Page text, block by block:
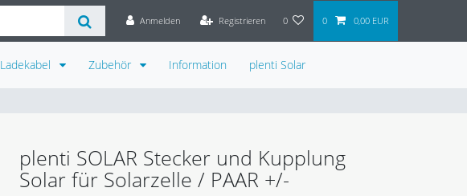
Anmelden Registrieren 0 0 0,00 EUR
Ladekabel Zubehör Information plenti Solar
plenti SOLAR Stecker und Kupplung
Solar für Solarzelle / PAAR +/-